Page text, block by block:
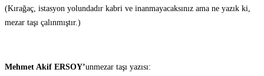
(Kırağaç, istasyon yolundadır kabri ve inanmayacaksınız ama ne yazık ki,
mezar taşı çalınmıştır.)
Mehmet Akif ERSOY’unmezar taşı yazısı: